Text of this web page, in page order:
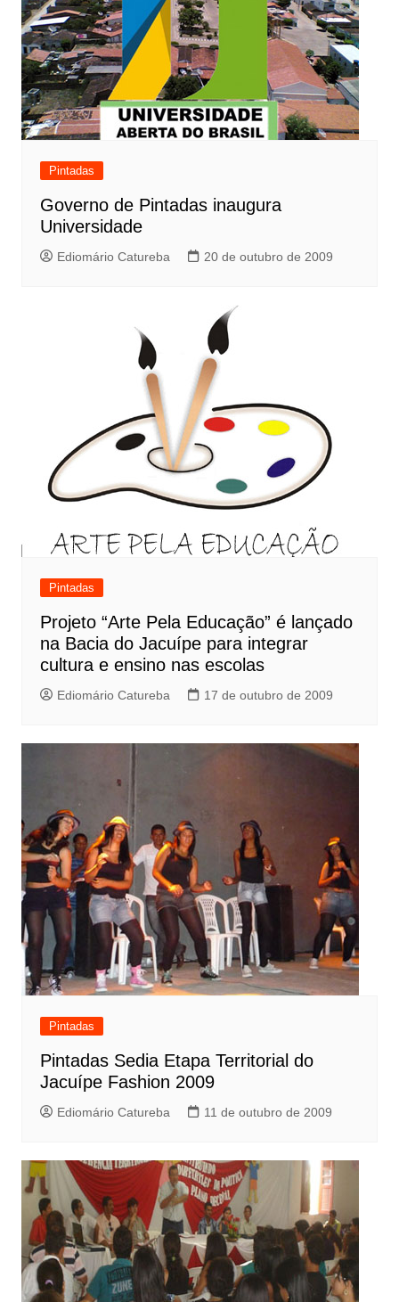
Pintadas
Governo de Pintadas inaugura
Universidade
Ediomário Catureba 20 de outubro de 2009
Pintadas
Projeto “Arte Pela Educação” é lançado
na Bacia do Jacuípe para integrar
cultura e ensino nas escolas
Ediomário Catureba 17 de outubro de 2009
Pintadas
Pintadas Sedia Etapa Territorial do
Jacuípe Fashion 2009
Ediomário Catureba 11 de outubro de 2009